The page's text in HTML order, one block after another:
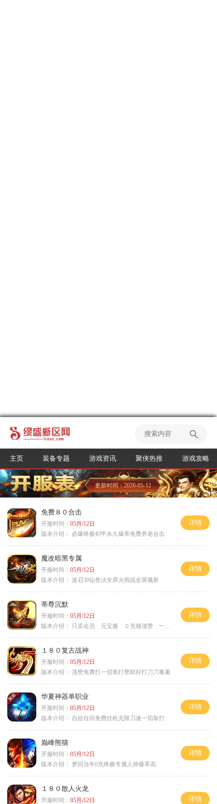
主页 装备专题 游戏资讯 聚侠热推 游戏攻略
更新时间：2026-05-12
免费８０合击
开服时间： 05月/12日
版本介绍：
必爆终极剑甲永久爆率免费养老合击
详情
魔改暗黑专属
开服时间： 05月/12日
版本介绍： 道召30仙兽法全屏火雨战全屏溅射
详情
蒂尊沉默
开服时间： 05月/12日
版本介绍：
只卖会员 元宝服 ０充领顶赞 一切靠打
详情
１８０复古战神
开服时间： 05月/12日
版本介绍： 顶赞免费打一切靠打赞助好打刀刀毒素
详情
华夏神器单职业
开服时间： 05月/12日
版本介绍：
自拾自回免费挂机无限刀速一切靠打
详情
巅峰熊猫
开服时间： 05月/12日
版本介绍： 梦回当年0充终极专属人帅爆率高
详情
１８０散人火龙
开服时间： 05月/12日
详情